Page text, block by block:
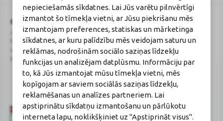
nepieciešamās sīkdatnes. Lai Jūs varētu pilnvērtīgi
izmantot šo tīmekļa vietni, ar Jūsu piekrišanu mēs
izmantojam preferences, statiskas un mārketinga
sīkdatnes, ar kuru palīdzību mēs veidojam saturu un
reklāmas, nodrošinām sociālo saziņas līdzekļu
funkcijas un analizējam datplūsmu. Informāciju par
to, kā Jūs izmantojat mūsu tīmekļa vietni, mēs
kopīgojam ar saviem sociālās saziņas līdzekļu,
reklamēšanas un analīzes partneriem. Lai
apstiprinātu sīkdatņu izmantošanu un pārlūkotu
interneta lapu, noklikšķiniet uz "Apstiprināt visus".
BENU Aptieka Latvija, SIA
Juridiskā adrese / Faktiskā adrese:
Noliktavu iela 5, Dreiliņi, Stopiņu
novads, LV-2130
Reģistrācijas Nr.: 40003252167
Licence
Licences numurs: A00010
E-aptiekas kontakti
Aptiekas vadītāja:
Sertificēta farmaceite: Jeļena
Gončarova
Reģistrācijas Nr.: F-0834
Sertifikāta Nr.: 215.2025